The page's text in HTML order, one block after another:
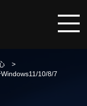
10/8/7